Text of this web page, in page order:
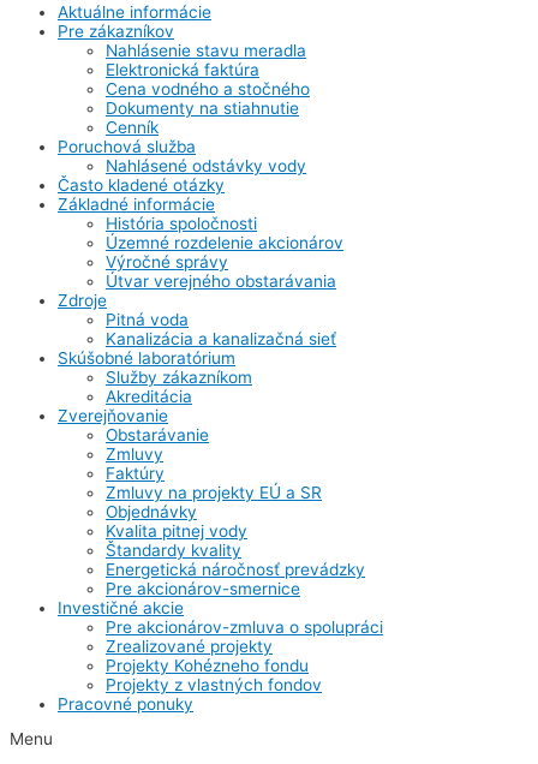
Aktuálne informácie
Pre zákazníkov
Nahlásenie stavu meradla
Elektronická faktúra
Cena vodného a stočného
Dokumenty na stiahnutie
Cenník
Poruchová služba
Nahlásené odstávky vody
Často kladené otázky
Základné informácie
História spoločnosti
Územné rozdelenie akcionárov
Výročné správy
Útvar verejného obstarávania
Zdroje
Pitná voda
Kanalizácia a kanalizačná sieť
Skúšobné laboratórium
Služby zákazníkom
Akreditácia
Zverejňovanie
Obstarávanie
Zmluvy
Faktúry
Zmluvy na projekty EÚ a SR
Objednávky
Kvalita pitnej vody
Štandardy kvality
Energetická náročnosť prevádzky
Pre akcionárov-smernice
Investičné akcie
Pre akcionárov-zmluva o spolupráci
Zrealizované projekty
Projekty Kohézneho fondu
Projekty z vlastných fondov
Pracovné ponuky
Menu